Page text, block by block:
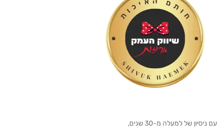
עם ניסיון של למעלה מ-30 שנים,